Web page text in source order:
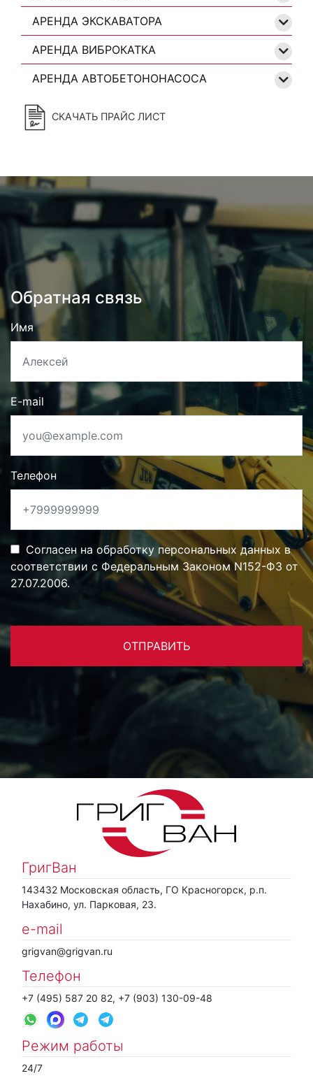
АРЕНДА ЭКСКАВАТОРА
АРЕНДА ВИБРОКАТКА
АРЕНДА АВТОБЕТОНОНАСОСА
СКАЧАТЬ ПРАЙС ЛИСТ
Обратная связь
Имя
E-mail
Телефон
Согласен на обработку персональных данных в
соответствии с Федеральным Законом N152-ФЗ от
27.07.2006.
ОТПРАВИТЬ
ГригВан
143432 Московская область, ГО Красногорск, р.п.
Нахабино, ул. Парковая, 23.
e-mail
grigvan@grigvan.ru
Телефон
+7 (495) 587 20 82, +7 (903) 130-09-48
Режим работы
24/7